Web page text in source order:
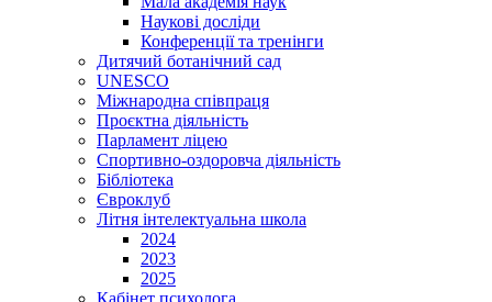
Наукові досліди
Конференції та тренінги
Дитячий ботанічний сад
UNESCO
Міжнародна співпраця
Проєктна діяльність
Парламент ліцею
Спортивно-оздоровча діяльність
Бібліотека
Євроклуб
Літня інтелектуальна школа
2024
2023
2025
Кабінет психолога